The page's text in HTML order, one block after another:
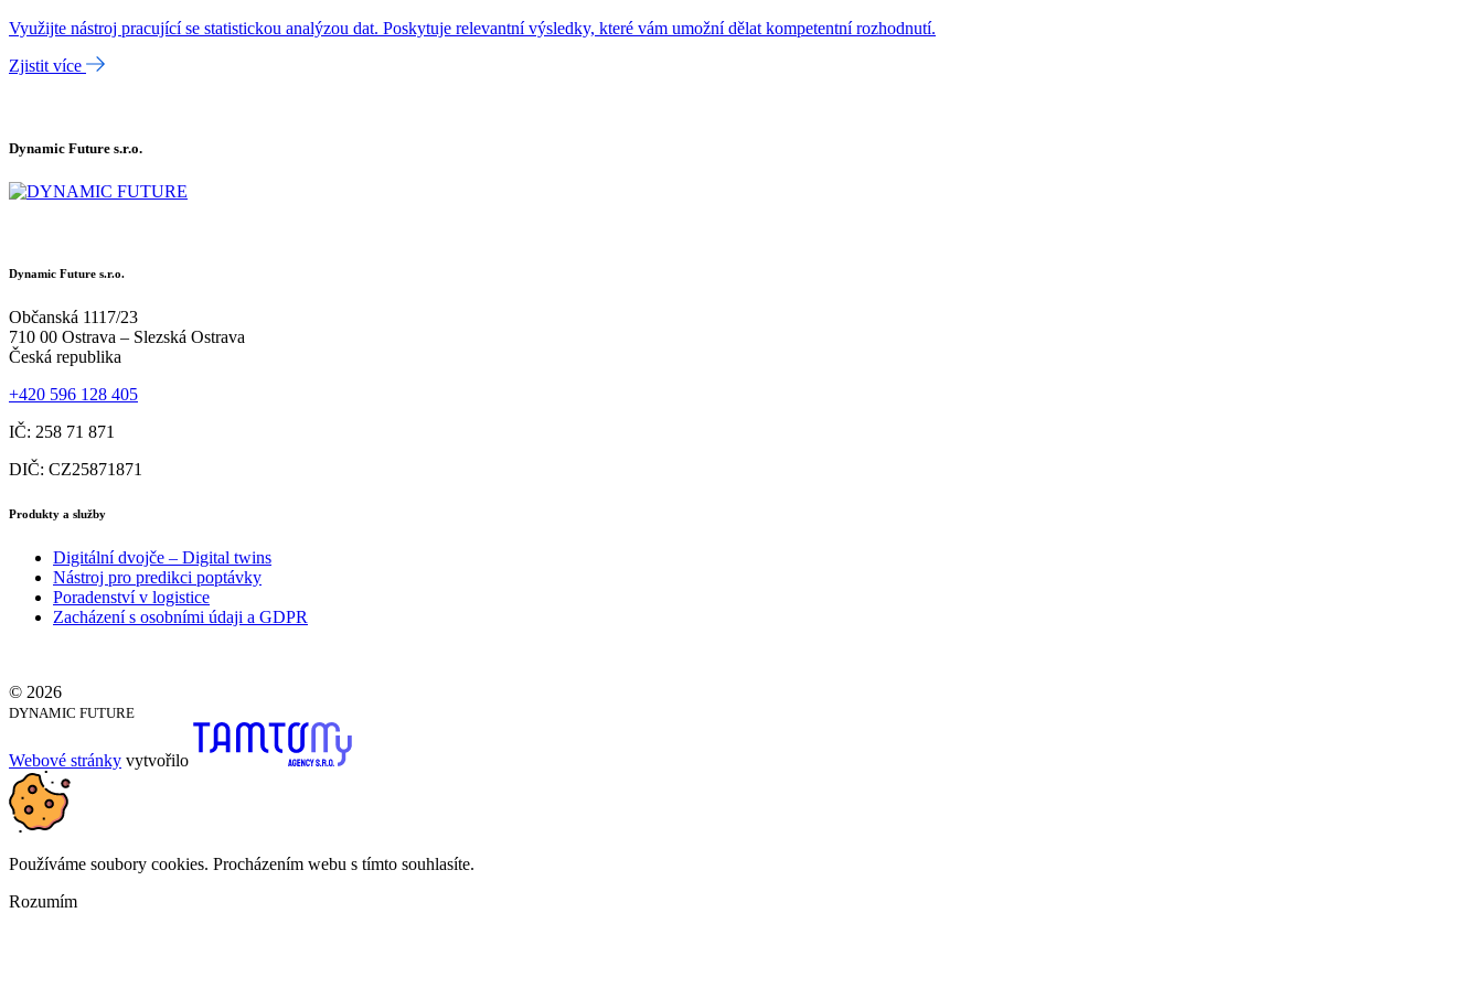
Využijte nástroj pracující se statistickou analýzou dat. Poskytuje relevantní výsledky, které vám umožní dělat kompetentní rozhodnutí.
Zjistit více
Dynamic Future s.r.o.
Dynamic Future s.r.o.
Občanská 1117/23
710 00 Ostrava – Slezská Ostrava
Česká republika
+420 596 128 405
IČ: 258 71 871
DIČ: CZ25871871
Produkty a služby
Digitální dvojče – Digital twins
Nástroj pro predikci poptávky
Poradenství v logistice
Zacházení s osobními údaji a GDPR
© 2026
DYNAMIC FUTURE
Webové stránky vytvořilo
Používáme soubory cookies. Procházením webu s tímto souhlasíte.
Rozumím